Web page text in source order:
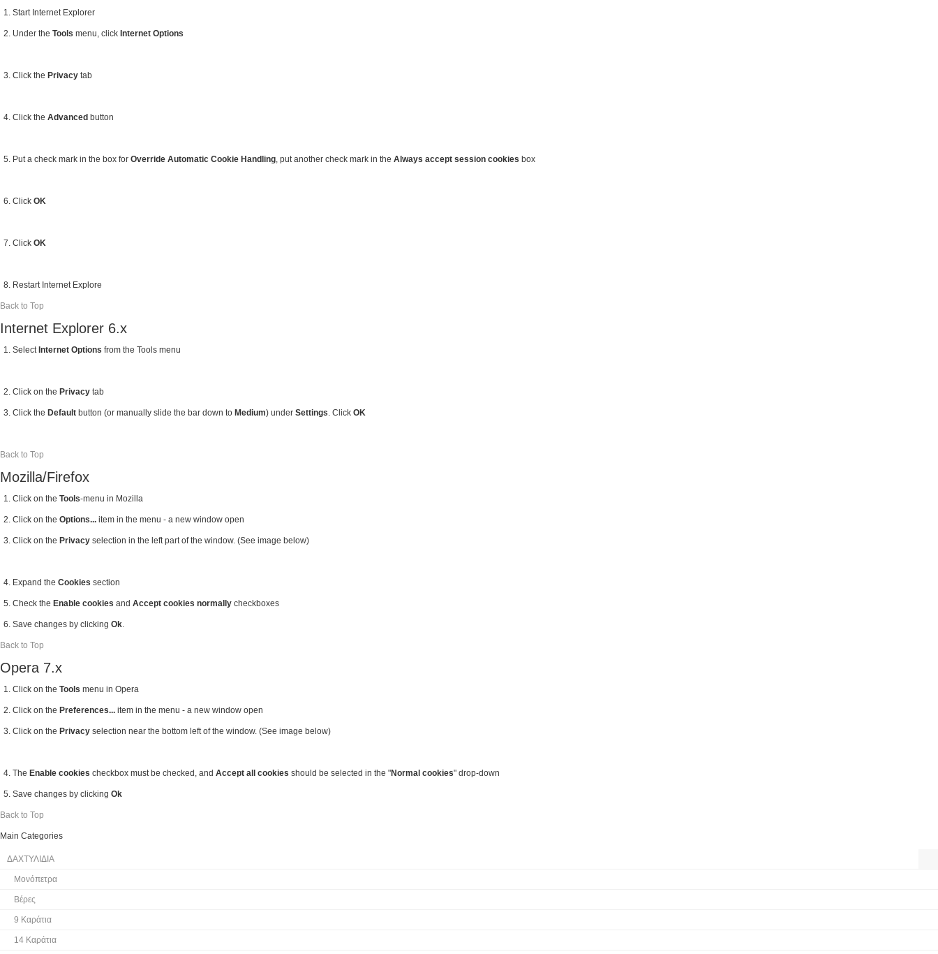
Start Internet Explorer
Under the Tools menu, click Internet Options
Click the Privacy tab
Click the Advanced button
Put a check mark in the box for Override Automatic Cookie Handling, put another check mark in the Always accept session cookies box
Click OK
Click OK
Restart Internet Explore
Back to Top
Internet Explorer 6.x
Select Internet Options from the Tools menu
Click on the Privacy tab
Click the Default button (or manually slide the bar down to Medium) under Settings. Click OK
Back to Top
Mozilla/Firefox
Click on the Tools-menu in Mozilla
Click on the Options... item in the menu - a new window open
Click on the Privacy selection in the left part of the window. (See image below)
Expand the Cookies section
Check the Enable cookies and Accept cookies normally checkboxes
Save changes by clicking Ok.
Back to Top
Opera 7.x
Click on the Tools menu in Opera
Click on the Preferences... item in the menu - a new window open
Click on the Privacy selection near the bottom left of the window. (See image below)
The Enable cookies checkbox must be checked, and Accept all cookies should be selected in the "Normal cookies" drop-down
Save changes by clicking Ok
Back to Top
Main Categories
ΔΑΧΤΥΛΙΔΙΑ
Μονόπετρα
Βέρες
9 Καράτια
14 Καράτια